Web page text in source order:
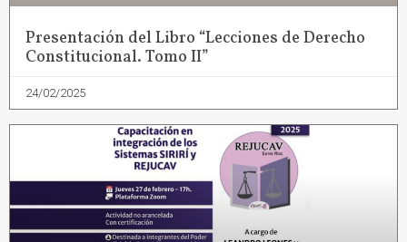
Presentación del Libro “Lecciones de Derecho
Constitucional. Tomo II”
24/02/2025